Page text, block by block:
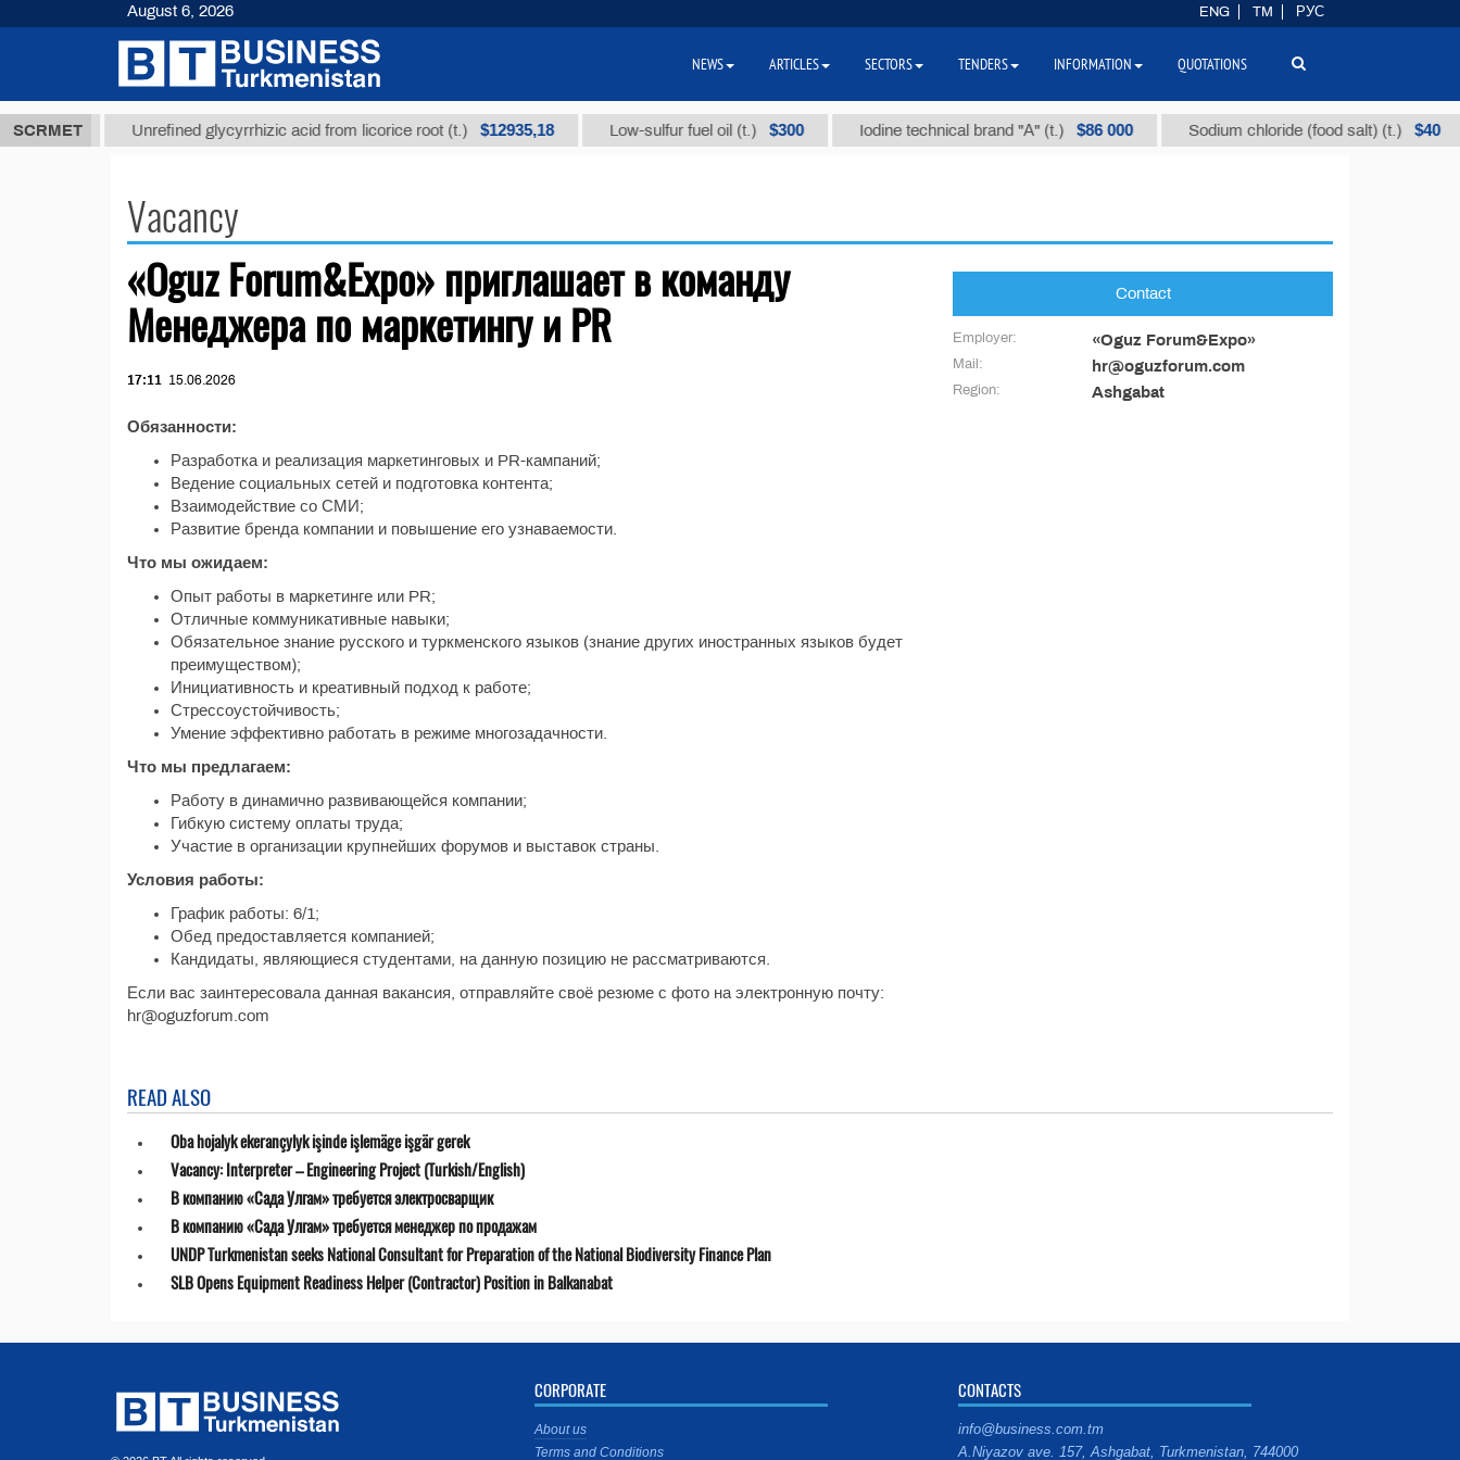
SCRMET
ТМТ Unrefined glycyrrhizic acid from licorice root (t.) $12935,18 Low-sulfur fuel oil (t.) $300 Iodine technical brand "А" (t.) $86 000 Sodium chloride (food salt) (t.) $40
Vacancy
«Oguz Forum&Expo» приглашает в команду
Менеджера по маркетингу и PR
17:11 15.06.2026
Обязанности:
Разработка и реализация маркетинговых и PR-кампаний;
Ведение социальных сетей и подготовка контента;
Взаимодействие со СМИ;
Развитие бренда компании и повышение его узнаваемости.
Что мы ожидаем:
Опыт работы в маркетинге или PR;
Отличные коммуникативные навыки;
Обязательное знание русского и туркменского языков (знание других иностранных языков будет
преимуществом);
Инициативность и креативный подход к работе;
Стрессоустойчивость;
Умение эффективно работать в режиме многозадачности.
Что мы предлагаем:
Работу в динамично развивающейся компании;
Гибкую систему оплаты труда;
Участие в организации крупнейших форумов и выставок страны.
Условия работы:
График работы: 6/1;
Обед предоставляется компанией;
Кандидаты, являющиеся студентами, на данную позицию не рассматриваются.
Если вас заинтересовала данная вакансия, отправляйте своё резюме с фото на электронную почту:
hr@oguzforum.com
Contact
Employer: «Oguz Forum&Expo»
Mail: hr@oguzforum.com
Region: Ashgabat
READ ALSO
Oba hojalyk ekerançylyk işinde işlemäge işgär gerek
Vacancy: Interpreter – Engineering Project (Turkish/English)
В компанию «Сада Улгам» требуется электросварщик
В компанию «Сада Улгам» требуется менеджер по продажам
UNDP Turkmenistan seeks National Consultant for Preparation of the National Biodiversity Finance Plan
SLB Opens Equipment Readiness Helper (Contractor) Position in Balkanabat
CORPORATE
About us
Terms and Conditions
CONTACTS
info@business.com.tm
A.Niyazov ave. 157, Ashgabat, Turkmenistan, 744000
August 6, 2026 ENG TM РУС
NEWS ARTICLES SECTORS TENDERS INFORMATION QUOTATIONS